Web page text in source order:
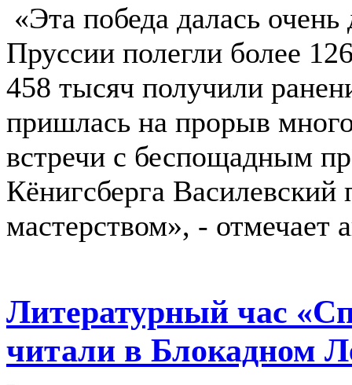
«Эта победа далась
Пруссии полегли более
458 тысяч получили
пришлась на прорыв
встречи с беспощадным
Кёнигсберга
мастерством», - отмечает
Литературный час
читали в Блокадном